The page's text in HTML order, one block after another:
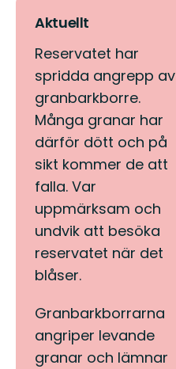
Aktuellt
Reservatet har
spridda angrepp av
granbarkborre.
Många granar har
därför dött och på
sikt kommer de att
falla. Var
uppmärksam och
undvik att besöka
reservatet när det
blåser.
Granbarkborrarna
angriper levande
granar och lämnar